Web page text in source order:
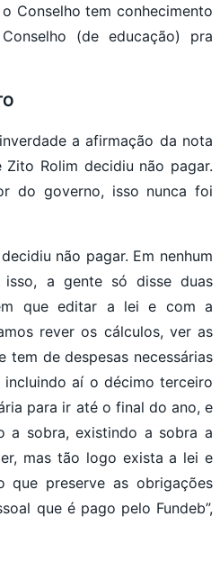
Conselho tem conhecimento
(de educação) pra
a afirmação da nota
Rolim decidiu não pagar.
do governo, isso nunca foi
não pagar. Em nenhum
a gente só disse duas
que editar a lei e com a
rever os cálculos, ver as
tem de despesas necessárias
aí o décimo terceiro
para ir até o final do ano, e
a sobra, existindo a sobra a
mas tão logo exista a lei e
que preserve as obrigações
que é pago pelo Fundeb”,